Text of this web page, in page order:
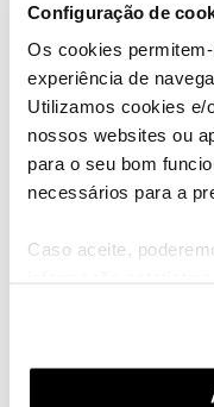
Configuração de
Os cookies
experiência de
Utilizamos cookies e/
nossos websites ou
para o seu bom
necessários para a
Caso aceite,
funcionalidades
funcionalidade) e
(cookies de
envio.
Inês B.
Para analisarmos a